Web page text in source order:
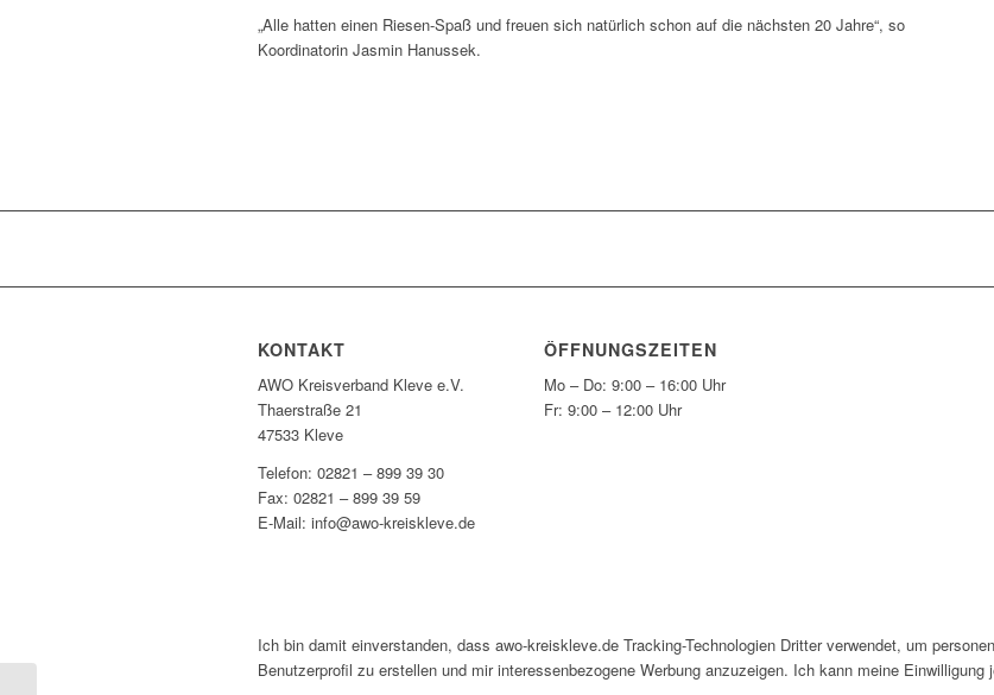
„Alle hatten einen Riesen-Spaß und freuen sich natürlich schon auf die nächsten 20 Jahre“, so
Koordinatorin Jasmin Hanussek.
KONTAKT
AWO Kreisverband Kleve e.V.
Thaerstraße 21
47533 Kleve
Telefon: 02821 – 899 39 30
Fax: 02821 – 899 39 59
E-Mail: info@awo-kreiskleve.de
ÖFFNUNGSZEITEN
Mo – Do: 9:00 – 16:00 Uhr
Fr: 9:00 – 12:00 Uhr
Ich bin damit einverstanden, dass awo-kreiskleve.de Tracking-Technologien Dritter verwendet, um
Benutzerprofil zu erstellen und mir interessenbezogene Werbung anzuzeigen. Ich kann meine